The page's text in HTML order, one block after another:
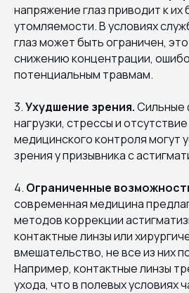
напряжение глаз приводит к их
утомляемости. В условиях
глаз может быть ограничен,
снижению концентрации,
потенциальным травмам.
3.Ухудшение зрения.Сильные
нагрузки, стрессы и
медицинского контроля могут
зрения у призывника с
4. Ограниченные
современная медицина
методов коррекции
контактные линзы или
вмешательство, не все из них
Например, контактные линзы
ухода, что в полевых условиях